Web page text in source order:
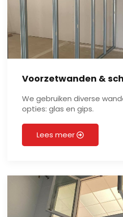
Voorzetwanden &
We gebruiken diverse
opties: glas en gips.
Lees meer